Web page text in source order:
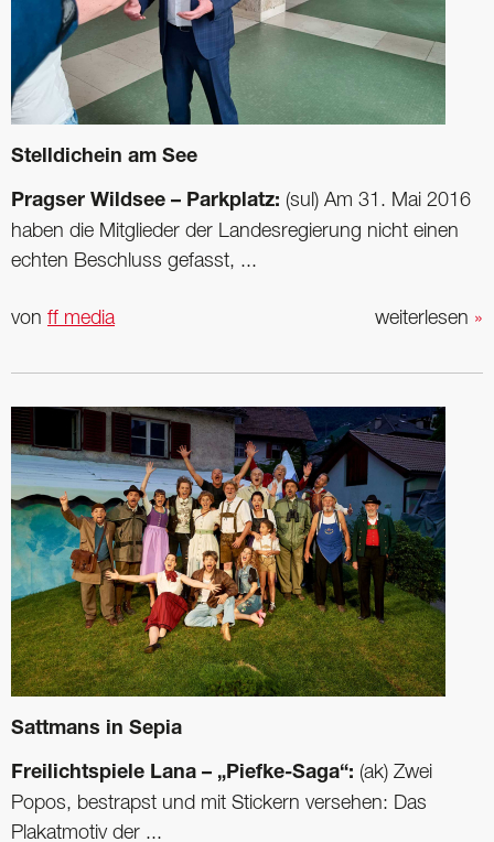
Stelldichein am See
Pragser Wildsee – Parkplatz: (sul) Am 31. Mai 2016
haben die Mitglieder der Landesregierung nicht einen
echten Beschluss gefasst, ...
weiterlesen »
von ff media
Sattmans in Sepia
Freilichtspiele Lana – „Piefke-Saga“: (ak) Zwei
Popos, bestrapst und mit Stickern versehen: Das
Plakatmotiv der ...